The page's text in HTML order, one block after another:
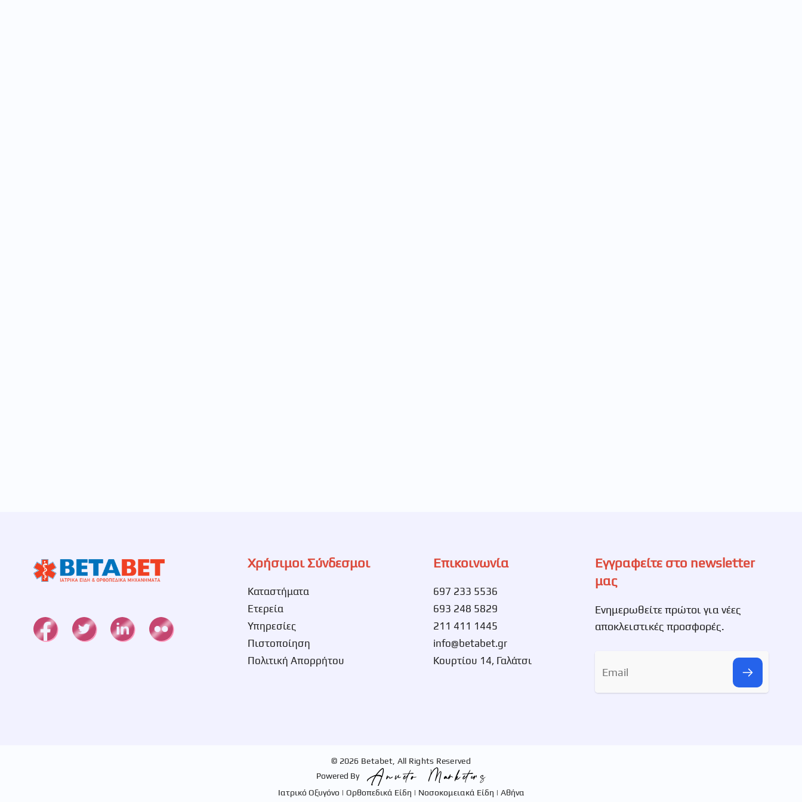
Χρήσιμοι Σύνδεσμοι
Καταστήματα
Ετερεία
Υπηρεσίες
Πιστοποίηση
Πολιτική Απορρήτου
Επικοινωνία
697 233 5536
693 248 5829
211 411 1445
info@betabet.gr
Κουρτίου 14, Γαλάτσι
Εγγραφείτε στο newsletter
μας
Ενημερωθείτε πρώτοι για νέες
αποκλειστικές προσφορές.
© 2026 Betabet, All Rights Reserved
Powered By
Ιατρικό Οξυγόνο | Ορθοπεδικά Είδη | Νοσοκομειακά Είδη | Αθήνα